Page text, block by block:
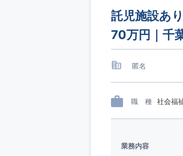
託児施設あ
70万円｜千
匿名
職 種 社会福
業務内容